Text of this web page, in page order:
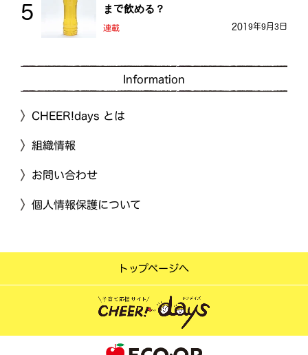
まで飲める？
連載 2019年9月3日
Information
CHEER!days とは
組織情報
お問い合わせ
個人情報保護について
トップページへ